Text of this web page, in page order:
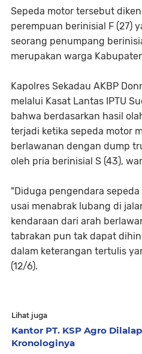
Sepeda motor tersebut
perempuan berinisial F (27)
seorang penumpang
merupakan warga
Kapolres Sekadau AKBP
melalui Kasat Lantas IPTU
bahwa berdasarkan hasil
terjadi ketika sepeda motor
berlawanan dengan dump
oleh pria berinisial S (43),
"Diduga pengendara
usai menabrak lubang di
kendaraan dari arah
tabrakan pun tak dapat
dalam keterangan tertulis
(12/6).
Lihat juga
Kantor PT. KSP Agro
Kronologinya